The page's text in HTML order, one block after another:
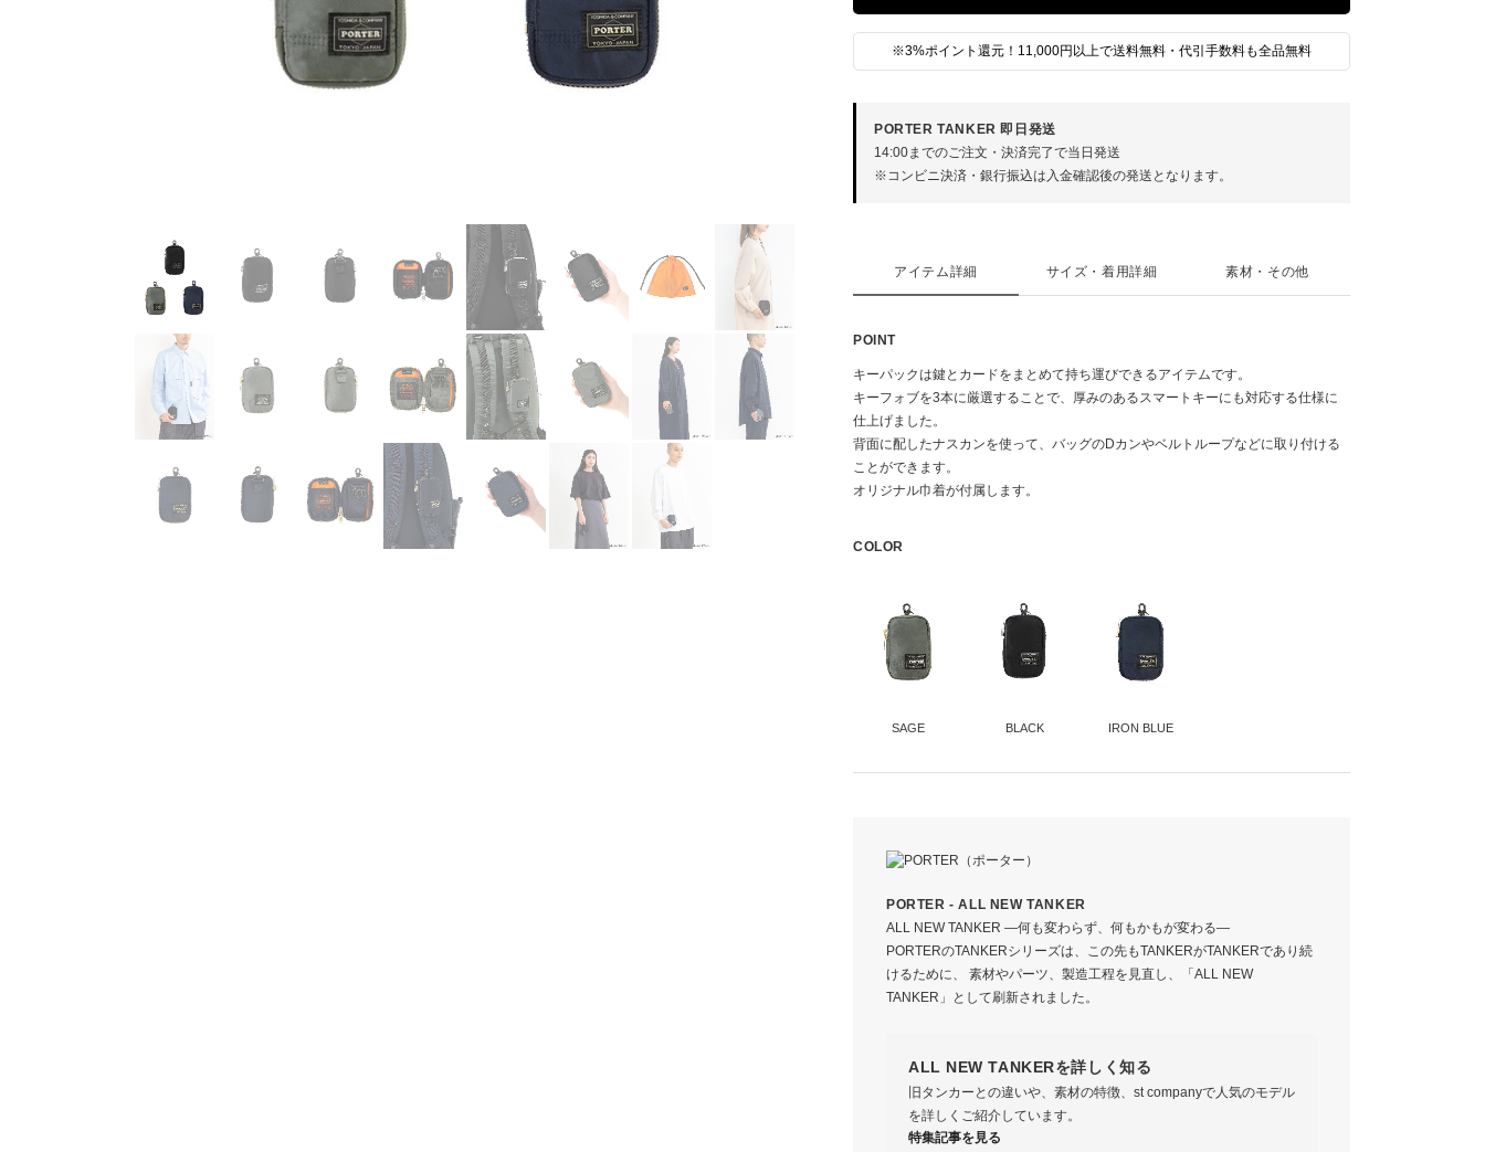
※3%ポイント還元！11,000円以上で送料無料・代引手数料も全品無料
PORTER TANKER 即日発送
14:00までのご注文・決済完了で当日発送
※コンビニ決済・銀行振込は入金確認後の発送となります。
アイテム詳細
POINT
キーパックは鍵とカードをまとめて持ち運びできるアイテムです。
キーフォブを3本に厳選することで、厚みのあるスマートキーにも対応する仕様に
仕上げました。
背面に配したナスカンを使って、バッグのDカンやベルトループなどに取り付ける
ことができます。
オリジナル巾着が付属します。
COLOR
SAGE BLACK IRON BLUE
サイズ・着用詳細
サイズ
ONE
縦
素材・その他
ナイロンツイル(ポリエステル綿ボンディング加工)
PORTER - ALL NEW TANKER
ALL NEW TANKER ―何も変わらず、何もかもが変わる―
PORTERのTANKERシリーズは、この先もTANKERがTANKERであり続
けるために、 素材やパーツ、製造工程を見直し、「ALL NEW
TANKER」として刷新されました。
ALL NEW TANKERを詳しく知る
旧タンカーとの違いや、素材の特徴、st companyで人気のモデル
を詳しくご紹介しています。
特集記事を見る